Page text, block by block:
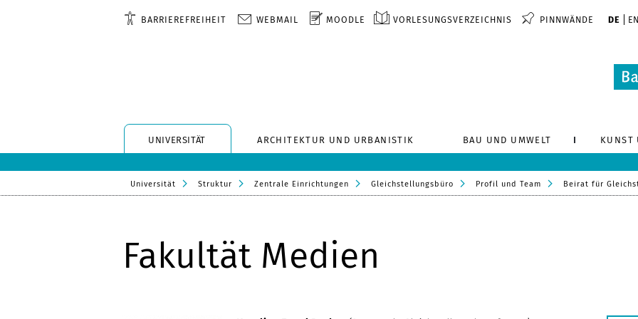
BARRIEREFREIHEIT WEBMAIL MOODLE VORLESUNGSVERZEICHNIS PINNWÄNDE DE EN
UNIVERSITÄT ARCHITEKTUR UND URBANISTIK BAU UND UMWELT KUNST
Universität Struktur Zentrale Einrichtungen Gleichstellungsbüro Profil und Team Beirat für
Fakultät Medien